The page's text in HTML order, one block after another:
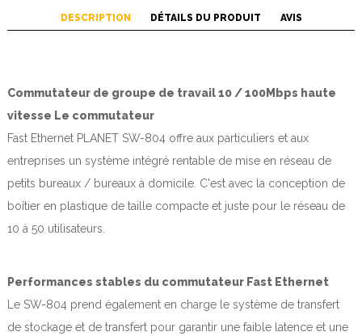
DESCRIPTION DÉTAILS DU PRODUIT AVIS
Commutateur de groupe de travail 10 / 100Mbps haute
vitesse Le commutateur
Fast Ethernet PLANET SW-804 offre aux particuliers et aux
entreprises un système intégré rentable de mise en réseau de
petits bureaux / bureaux à domicile. C'est avec la conception de
boîtier en plastique de taille compacte et juste pour le réseau de
10 à 50 utilisateurs.
Performances stables du commutateur Fast Ethernet
Le SW-804 prend également en charge le système de transfert
de stockage et de transfert pour garantir une faible latence et une